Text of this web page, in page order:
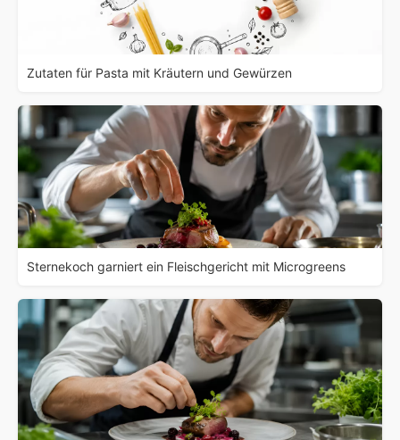
Zutaten für Pasta mit Kräutern und Gewürzen
Sternekoch garniert ein Fleischgericht mit Microgreens